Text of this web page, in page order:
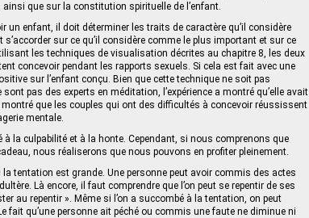
que sur la constitution spirituelle de l’enfant.
un enfant, il doit déterminer les traits de caractère qu’il considère
sur ce qu’il considère comme le plus important et sur ce
les techniques de visualisation décrites au chapitre 8, les deux
concevoir pendant les rapports sexuels. Si cela est fait avec une
sur l’enfant conçu. Bien que cette technique ne soit pas
pas des experts en méditation, l’expérience a montré qu’elle avait
montré que les couples qui ont des difficultés à concevoir réussissent
mentale.
la culpabilité et à la honte. Cependant, si nous comprenons que
nous réaliserons que nous pouvons en profiter pleinement.
tentation est grande. Une personne peut avoir commis des actes
Là encore, il faut comprendre que l’on peut se repentir de ses
au repentir ». Même si l’on a succombé à la tentation, on peut
fait qu’une personne ait péché ou commis une faute ne diminue ni